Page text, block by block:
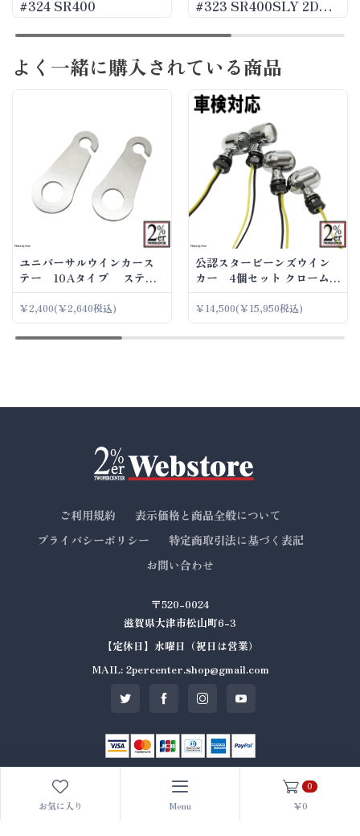
#324 SR400
#323 SR400SLY 2D
よく一緒に購入されている商品
ユニバーサルウインカース
テー 10Aタイプ ステン
￥2,400(￥2,640税込)
公認スタービーンズウイン
カー 4個セット クロームメ
￥14,500(￥15,950税込)
ご利用規約
表示価格と商品全般について
プライバシーポリシー
特定商取引法に基づく表記
お問い合わせ
〒520-0024
滋賀県大津市松山町6-3
【定休日】水曜日（祝日は営業）
MAIL: 2percenter.shop@gmail.com
© All rights reserved. Made by
お気に入り Menu
0
￥0